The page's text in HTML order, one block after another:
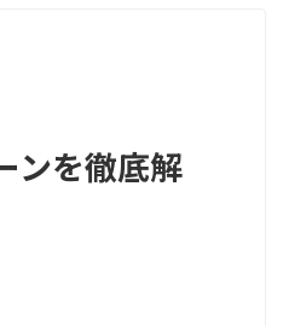
ンを徹底解